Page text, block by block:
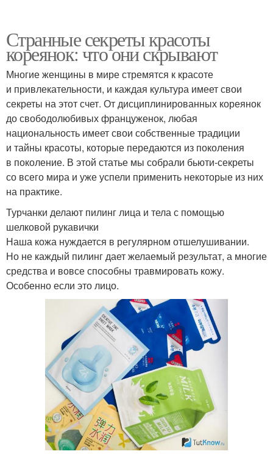
Странные секреты красоты
кореянок: что они скрывают
Многие женщины в мире стремятся к красоте
и привлекательности, и каждая культура имеет свои
секреты на этот счет. От дисциплинированных кореянок
до свободолюбивых француженок, любая
национальность имеет свои собственные традиции
и тайны красоты, которые передаются из поколения
в поколение. В этой статье мы собрали бьюти-секреты
со всего мира и уже успели применить некоторые из них
на практике.
Турчанки делают пилинг лица и тела с помощью
шелковой рукавички
Наша кожа нуждается в регулярном отшелушивании.
Но не каждый пилинг дает желаемый результат, а многие
средства и вовсе способны травмировать кожу.
Особенно если это лицо.